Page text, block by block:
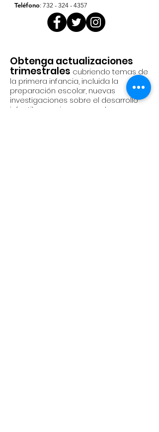
Teléfono: 732 - 324 - 4357
Obtenga actualizaciones
trimestrales cubriendo temas de
la primera infancia, incluida la
preparación escolar, nuevas
investigaciones sobre el desarrollo
infantil, consejos para padres y